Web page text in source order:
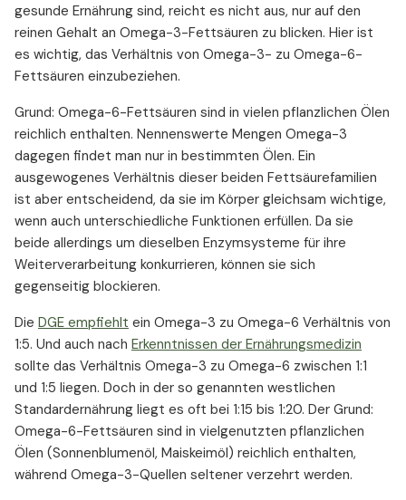
gesunde Ernährung sind, reicht es nicht aus, nur auf den
reinen Gehalt an Omega-3-Fettsäuren zu blicken. Hier ist
es wichtig, das Verhältnis von Omega-3- zu Omega-6-
Fettsäuren einzubeziehen.
Grund: Omega-6-Fettsäuren sind in vielen pflanzlichen Ölen
reichlich enthalten. Nennenswerte Mengen Omega-3
dagegen findet man nur in bestimmten Ölen. Ein
ausgewogenes Verhältnis dieser beiden Fettsäurefamilien
ist aber entscheidend, da sie im Körper gleichsam wichtige,
wenn auch unterschiedliche Funktionen erfüllen. Da sie
beide allerdings um dieselben Enzymsysteme für ihre
Weiterverarbeitung konkurrieren, können sie sich
gegenseitig blockieren.
Die DGE empfiehlt ein Omega-3 zu Omega-6 Verhältnis von
1:5. Und auch nach Erkenntnissen der Ernährungsmedizin
sollte das Verhältnis Omega-3 zu Omega-6 zwischen 1:1
und 1:5 liegen. Doch in der so genannten westlichen
Standardernährung liegt es oft bei 1:15 bis 1:20. Der Grund:
Omega-6-Fettsäuren sind in vielgenutzten pflanzlichen
Ölen (Sonnenblumenöl, Maiskeimöl) reichlich enthalten,
während Omega-3-Quellen seltener verzehrt werden.